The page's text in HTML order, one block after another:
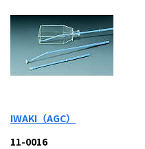
IWAKI（AGC）
11-0016